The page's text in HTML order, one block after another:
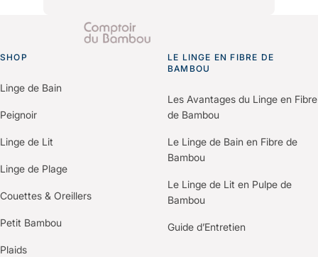
carbone produits pour vos
démarches de certification (Green
Key, Clef Verte, Ecolabel…).
Il vous suffit de nous contacter via le
formulaire “Espace Professionnels”
Un membre de notre équipe vous
recontactera pour comprendre vos
besoins et construire une offre
SHOP
Linge de Bain
Peignoir
Linge de Lit
Linge de Plage
Couettes & Oreillers
Petit Bambou
Plaids
LE LINGE EN FIBRE DE
BAMBOU
Les Avantages du Linge en Fibre
de Bambou
Le Linge de Bain en Fibre de
Bambou
Le Linge de Lit en Pulpe de
Bambou
Guide d’Entretien